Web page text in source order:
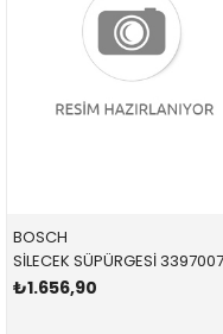
BOSCH
₺1.656,90